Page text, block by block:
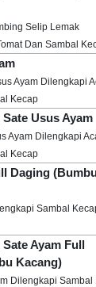
Selip Lemak
Dan Sambal
Ayam Dilengkapi
Kecap
Usus Ayam
Ayam Dilengkapi
Kecap
Daging
Sambal
Ayam Full
Kacang)
Dilengkapi Sambal